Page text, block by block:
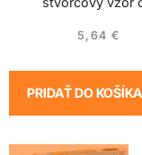
5,64 €
PRIDAŤ DO KOŠÍKA